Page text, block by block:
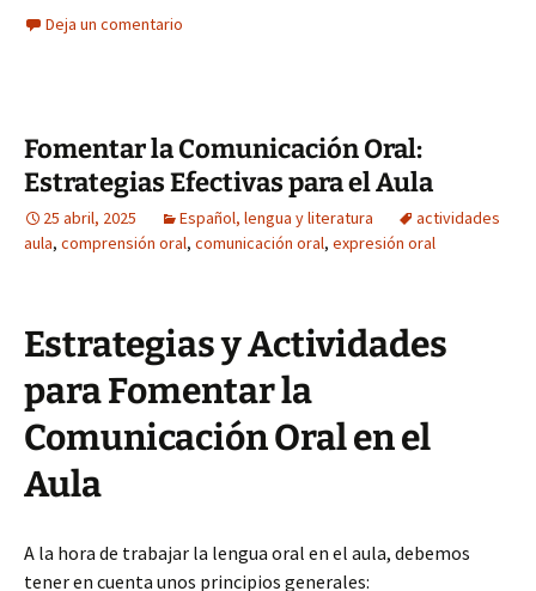
Deja un comentario
Fomentar la Comunicación Oral:
Estrategias Efectivas para el Aula
25 abril, 2025 Español, lengua y literatura
actividades
aula, comprensión oral, comunicación oral, expresión oral
Estrategias y Actividades
para Fomentar la
Comunicación Oral en el
Aula
A la hora de trabajar la lengua oral en el aula, debemos
tener en cuenta unos principios generales: